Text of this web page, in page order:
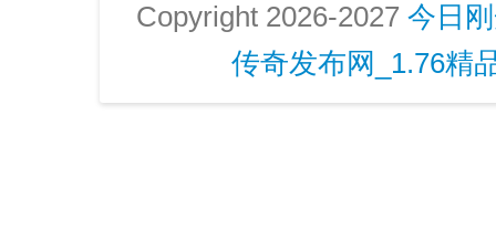
Copyright 2026-2027 今日
传奇发布网_1.76精